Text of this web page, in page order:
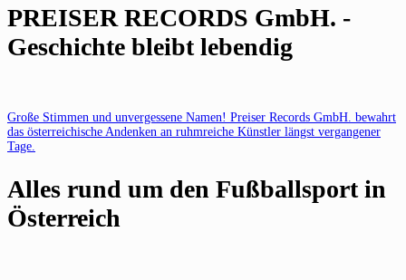
PREISER RECORDS GmbH. -
Geschichte bleibt lebendig
Große Stimmen und unvergessene Namen! Preiser Records GmbH. bewahrt
das österreichische Andenken an ruhmreiche Künstler längst vergangener
Tage.
Alles rund um den Fußballsport in
Österreich